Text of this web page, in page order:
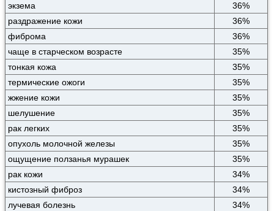
экзема
36%
раздражение кожи
36%
фиброма
36%
чаще в старческом возрасте
35%
тонкая кожа
35%
термические ожоги
35%
жжение кожи
35%
шелушение
35%
рак легких
35%
опухоль молочной железы
35%
ощущение ползанья мурашек
35%
рак кожи
34%
кистозный фиброз
34%
лучевая болезнь
34%